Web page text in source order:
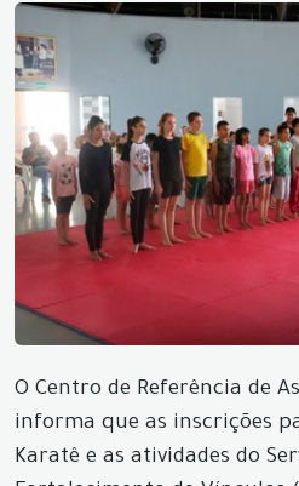
O Centro de Referência de
informa que as inscrições
Karatê e as atividades do